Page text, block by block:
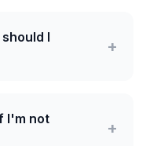
I
+
I'm not
+